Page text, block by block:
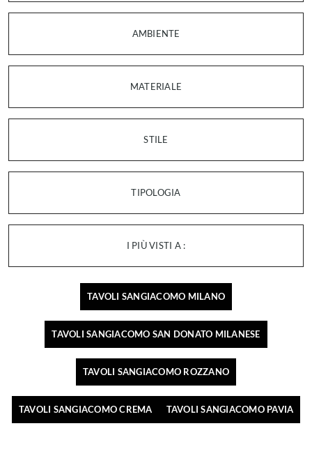
AMBIENTE
MATERIALE
STILE
TIPOLOGIA
I PIÙ VISTI A :
TAVOLI SANGIACOMO MILANO
TAVOLI SANGIACOMO SAN DONATO MILANESE
TAVOLI SANGIACOMO ROZZANO
TAVOLI SANGIACOMO CREMA TAVOLI SANGIACOMO PAVIA